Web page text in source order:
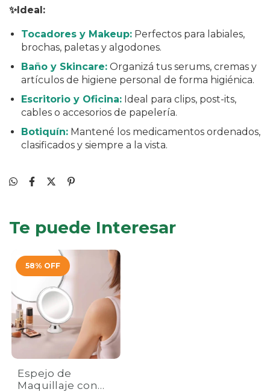
✨Ideal:
Tocadores y Makeup: Perfectos para labiales,
brochas, paletas y algodones.
Baño y Skincare: Organizá tus serums, cremas y
artículos de higiene personal de forma higiénica.
Escritorio y Oficina: Ideal para clips, post-its,
cables o accesorios de papelería.
Botiquín: Mantené los medicamentos ordenados,
clasificados y siempre a la vista.
Te puede Interesar
58% OFF
Espejo de
Maquillaje con